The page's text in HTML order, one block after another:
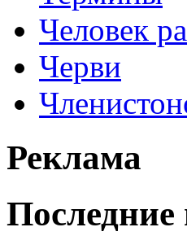
Человек
Черви
Реклама